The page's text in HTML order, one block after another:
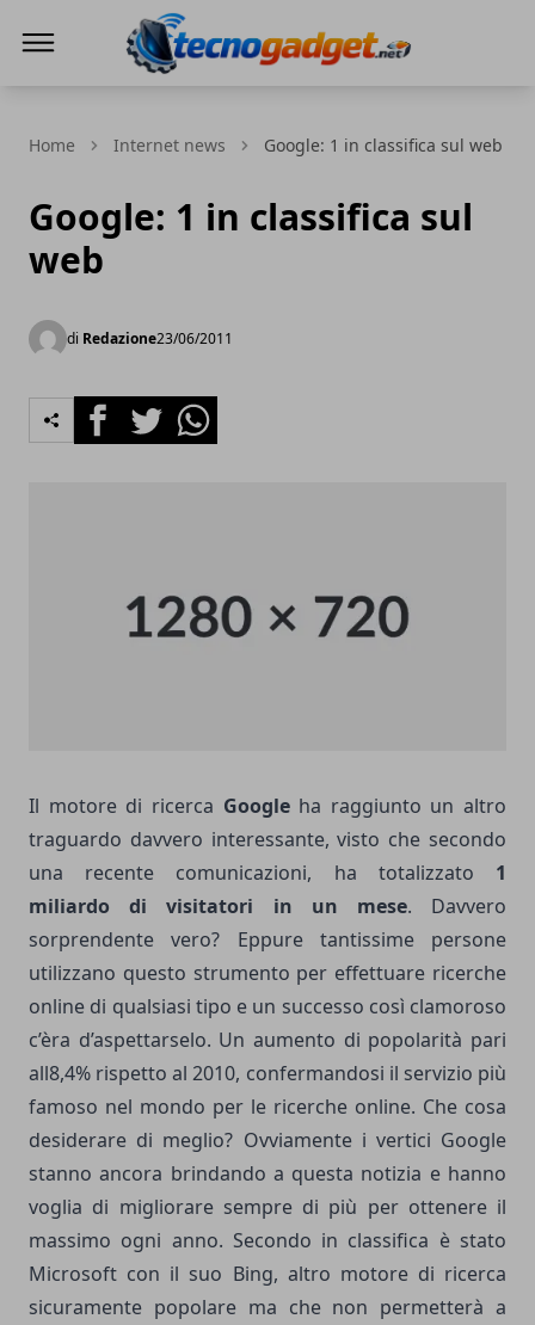
Home Internet news Google: 1 in classifica sul web
Google: 1 in classifica sul
web
di Redazione23/06/2011
FacebookTwitterWhatsapp
Il motore di ricerca Googleha raggiunto un altro
traguardo davvero interessante, visto che secondo
una recente comunicazioni, ha totalizzato 1
miliardo di visitatori in un mese. Davvero
sorprendente vero? Eppure tantissime persone
utilizzano questo strumento per effettuare ricerche
online di qualsiasi tipo e un successo così clamoroso
c’èra d’aspettarselo. Un aumento di popolarità pari
all8,4% rispetto al 2010, confermandosi il servizio più
famoso nel mondo per le ricerche online. Che cosa
desiderare di meglio? Ovviamente i vertici Google
stanno ancora brindando a questa notizia e hanno
voglia di migliorare sempre di più per ottenere il
massimo ogni anno. Secondo in classifica è stato
Microsoft con il suo Bing, altro motore di ricerca
sicuramente popolare ma che non permetterà a